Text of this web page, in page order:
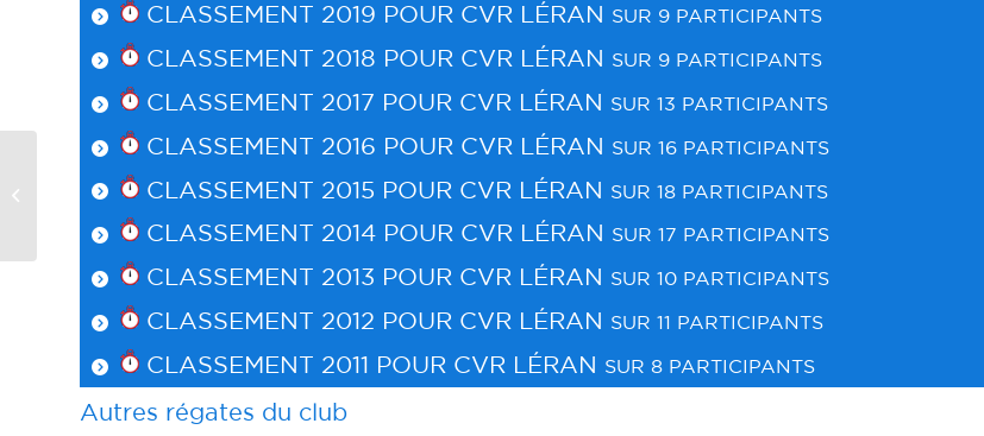
CLASSEMENT 2019 POUR CVR LÉRAN SUR 9 PARTICIPANTS
CLASSEMENT 2018 POUR CVR LÉRAN SUR 9 PARTICIPANTS
CLASSEMENT 2017 POUR CVR LÉRAN SUR 13 PARTICIPANTS
CLASSEMENT 2016 POUR CVR LÉRAN SUR 16 PARTICIPANTS
CLASSEMENT 2015 POUR CVR LÉRAN SUR 18 PARTICIPANTS
CLASSEMENT 2014 POUR CVR LÉRAN SUR 17 PARTICIPANTS
CLASSEMENT 2013 POUR CVR LÉRAN SUR 10 PARTICIPANTS
CLASSEMENT 2012 POUR CVR LÉRAN SUR 11 PARTICIPANTS
CLASSEMENT 2011 POUR CVR LÉRAN SUR 8 PARTICIPANTS
Autres régates du club
Déjean Etape 8 – SN